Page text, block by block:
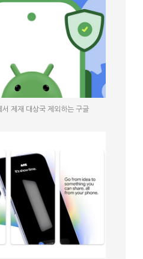
제재 대상국 제외하는 구글